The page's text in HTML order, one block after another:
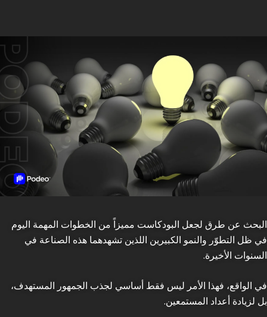
البحث عن طرق لجعل البودكاست مميزاً من الخطوات المهمة اليوم
في ظل التطوّر والنمو الكبيرين اللذين تشهدهما هذه الصناعة في
السنوات الأخيرة.
في الواقع، فهذا الأمر ليس فقط أساسي لجذب الجمهور المستهدف،
بل لزيادة أعداد المستمعين.